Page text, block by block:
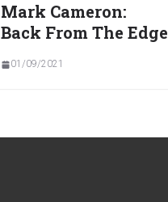
Mark Cameron:
Back From The Edge
01/09/2021